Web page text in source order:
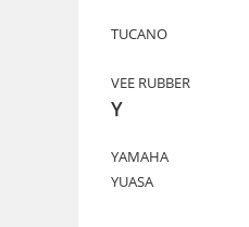
TUCANO
VEE RUBBER
Y
YAMAHA
YUASA